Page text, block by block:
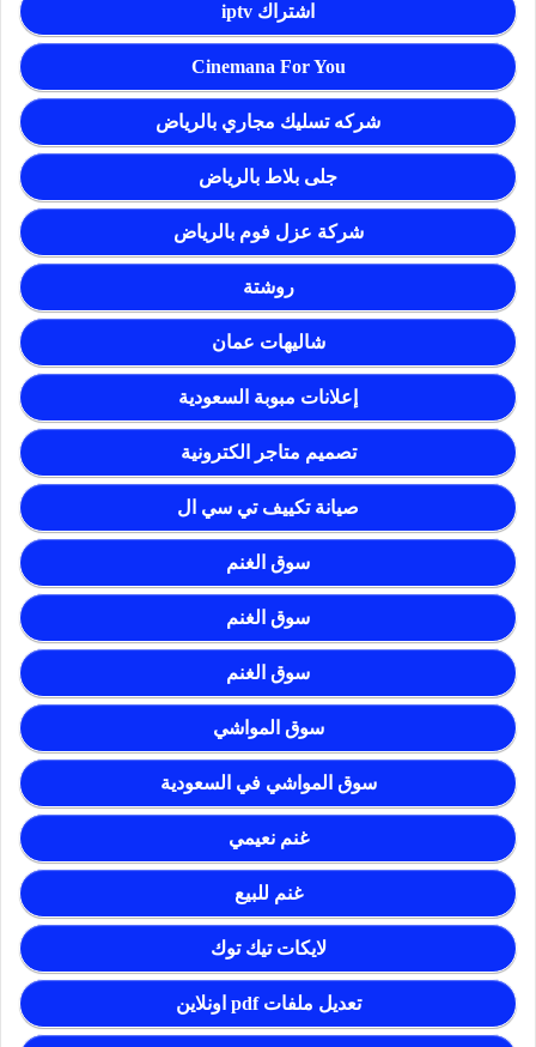
اشتراك iptv
Cinemana For You
شركه تسليك مجاري بالرياض
جلى بلاط بالرياض
شركة عزل فوم بالرياض
روشتة
شاليهات عمان
إعلانات مبوبة السعودية
تصميم متاجر الكترونية
صيانة تكييف تي سي ال
سوق الغنم
سوق الغنم
سوق الغنم
سوق المواشي
سوق المواشي في السعودية
غنم نعيمي
غنم للبيع
لايكات تيك توك
تعديل ملفات pdf اونلاين